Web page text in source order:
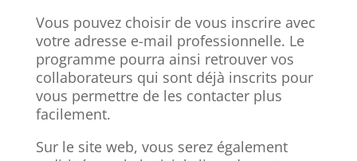
Vous pouvez choisir de vous inscrire avec
votre adresse e-mail professionnelle. Le
programme pourra ainsi retrouver vos
collaborateurs qui sont déjà inscrits pour
vous permettre de les contacter plus
facilement.
Sur le site web, vous serez également